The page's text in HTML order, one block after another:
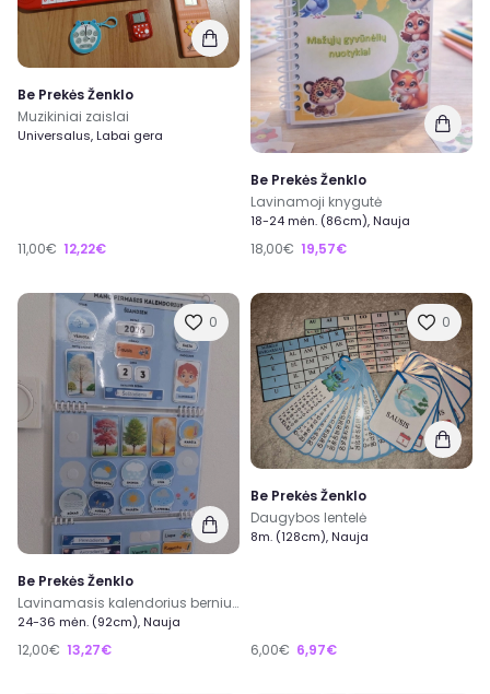
Be Prekės Ženklo
Muzikiniai zaislai
Universalus, Labai gera
11,00€ 12,22€
Be Prekės Ženklo
Lavinamoji knygutė
18-24 mėn. (86cm), Nauja
18,00€ 19,57€
0
Be Prekės Ženklo
Lavinamasis kalendorius berniukams
24-36 mėn. (92cm), Nauja
12,00€ 13,27€
0
Be Prekės Ženklo
Daugybos lentelė
8m. (128cm), Nauja
6,00€ 6,97€